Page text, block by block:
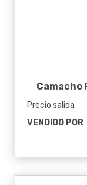
Camacho
Precio salida
VENDIDO POR